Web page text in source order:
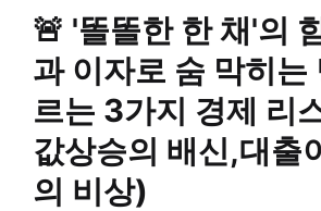
🚨 '똘똘한 한 채'의
과 이자로 숨 막히는
르는 3가지 경제 리
값상승의 배신,대출
의 비상)